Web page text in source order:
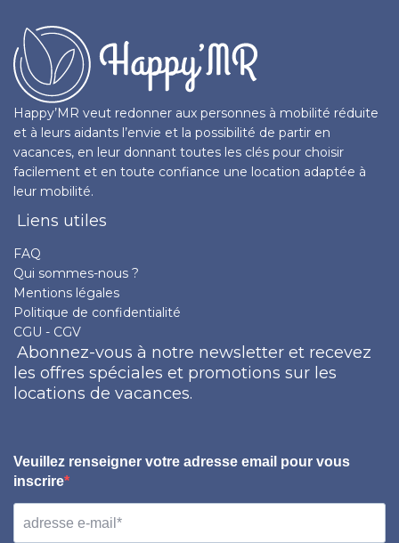
Happy’MR veut redonner aux personnes à mobilité réduite
et à leurs aidants l’envie et la possibilité de partir en
vacances, en leur donnant toutes les clés pour choisir
facilement et en toute confiance une location adaptée à
leur mobilité.
Liens utiles
FAQ
Qui sommes-nous ?
Mentions légales
Politique de confidentialité
CGU - CGV
Abonnez-vous à notre newsletter et recevez
les offres spéciales et promotions sur les
locations de vacances.
Veuillez renseigner votre adresse email pour vous
inscrire